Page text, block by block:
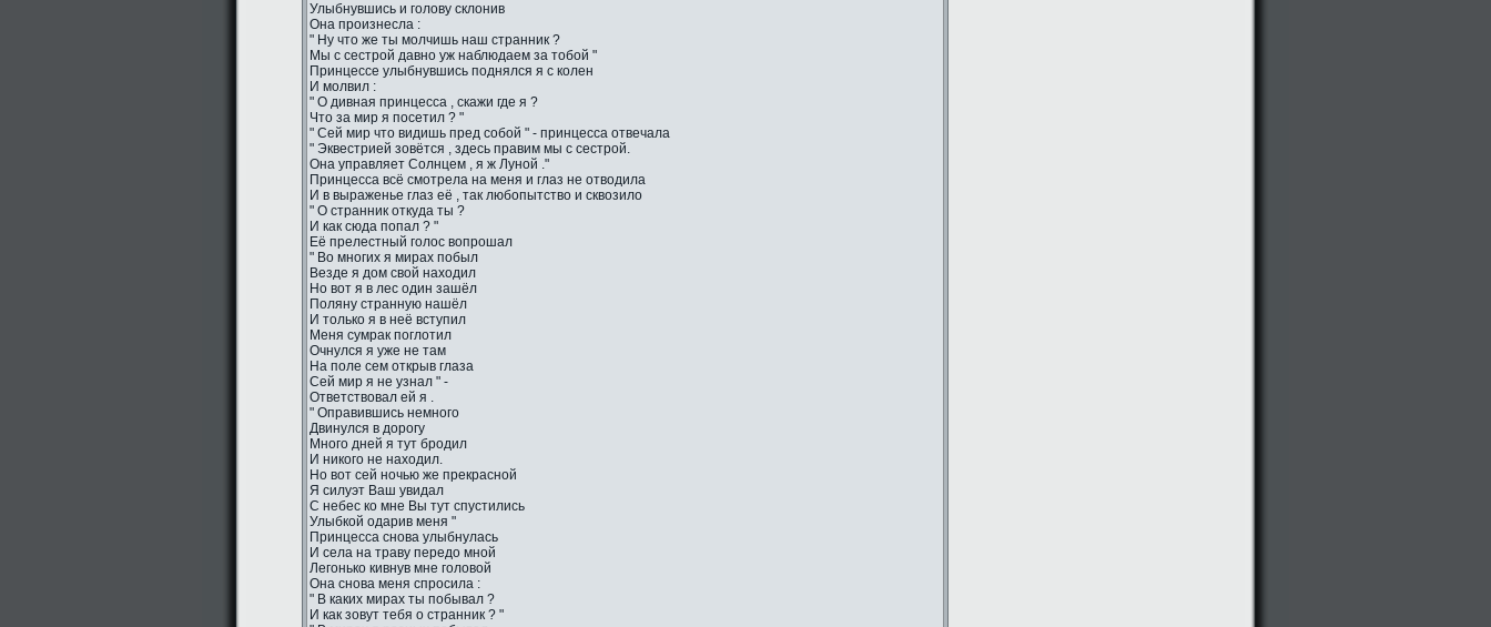
Улыбнувшись и голову склонив
Она произнесла :
" Ну что же ты молчишь наш странник ?
Мы с сестрой давно уж наблюдаем за тобой "
Принцессе улыбнувшись поднялся я с колен
И молвил :
" О дивная принцесса , скажи где я ?
Что за мир я посетил ? "
" Сей мир что видишь пред собой " - принцесса отвечала
" Эквестрией зовётся , здесь правим мы с сестрой.
Она управляет Солнцем , я ж Луной ."
Принцесса всё смотрела на меня и глаз не отводила
И в выраженье глаз её , так любопытство и сквозило
" О странник откуда ты ?
И как сюда попал ? "
Её прелестный голос вопрошал
" Во многих я мирах побыл
Везде я дом свой находил
Но вот я в лес один зашёл
Поляну странную нашёл
И только я в неё вступил
Меня сумрак поглотил
Очнулся я уже не там
На поле сем открыв глаза
Сей мир я не узнал " -
Ответствовал ей я .
" Оправившись немного
Двинулся в дорогу
Много дней я тут бродил
И никого не находил.
Но вот сей ночью же прекрасной
Я силуэт Ваш увидал
С небес ко мне Вы тут спустились
Улыбкой одарив меня "
Принцесса снова улыбнулась
И села на траву передо мной
Легонько кивнув мне головой
Она снова меня спросила :
" В каких мирах ты побывал ?
И как зовут тебя о странник ? "